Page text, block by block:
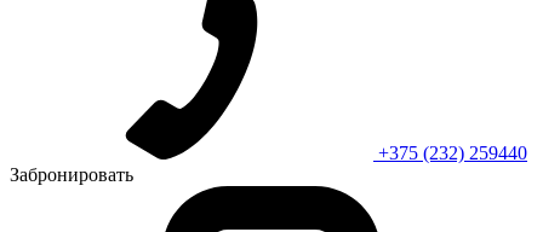
+375 (232) 259440
Забронировать